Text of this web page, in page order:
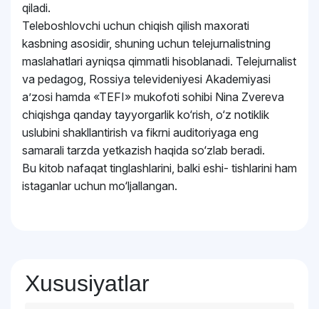
qiladi.
Teleboshlovchi uchun chiqish qilish maxorati
kasbning asosidir, shuning uchun telejurnalistning
maslahatlari ayniqsa qimmatli hisoblanadi. Telejurnalist
va pedagog, Rossiya televideniyesi Akademiyasi
a’zosi hamda «TEFI» mukofoti sohibi Nina Zvereva
chiqishga qanday tayyorgarlik ko‘rish, o‘z notiklik
uslubini shakllantirish va fikrni auditoriyaga eng
samarali tarzda yetkazish haqida so‘zlab beradi.
Bu kitob nafaqat tinglashlarini, balki eshi- tishlarini ham
istaganlar uchun mo‘ljallangan.
Xususiyatlar